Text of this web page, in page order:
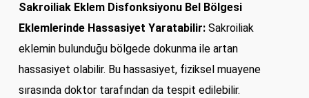
Sakroiliak Eklem Disfonksiyonu Bel Bölgesi
Eklemlerinde Hassasiyet Yaratabilir:Sakroiliak
eklemin bulunduğu bölgede dokunma ile artan
hassasiyet olabilir. Bu hassasiyet, fiziksel muayene
sırasında doktor tarafından da tespit edilebilir.